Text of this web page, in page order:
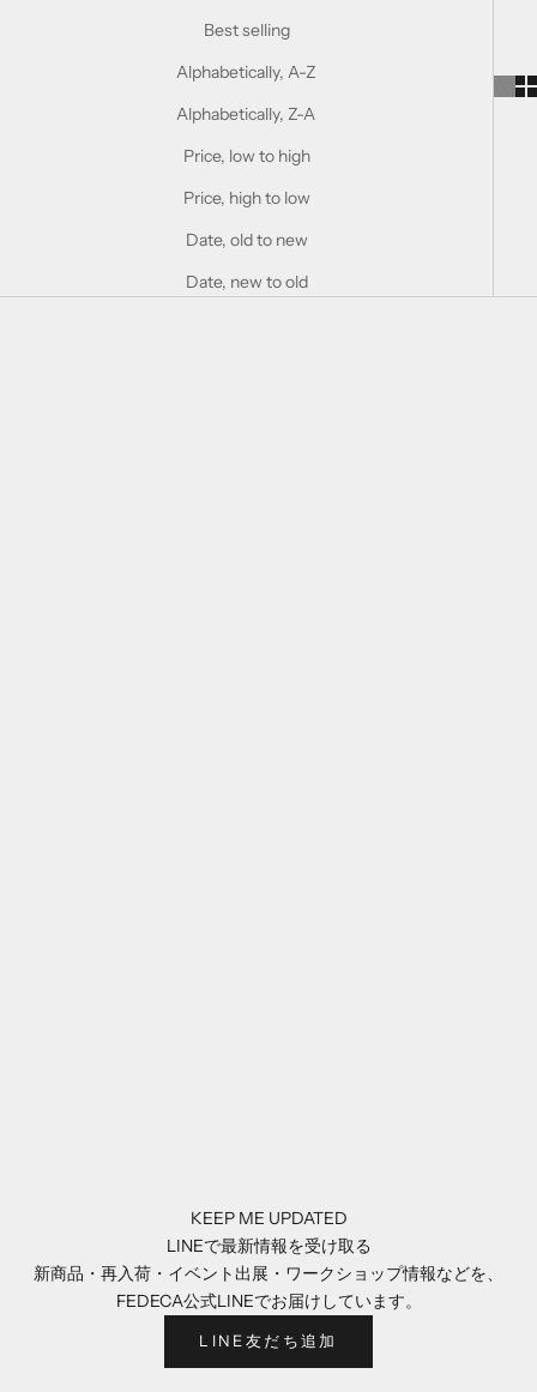
Best selling
Alphabetically, A-Z
Alphabetically, Z-A
Price, low to high
Price, high to low
Date, old to new
Date, new to old
KEEP ME UPDATED
LINEで最新情報を受け取る
新商品・再入荷・イベント出展・ワークショップ情報などを、
FEDECA公式LINEでお届けしています。
LINE友だち追加